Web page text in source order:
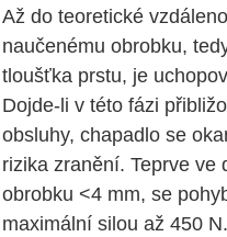
Až do teoretické
naučenému obrobku,
tloušťka prstu, je
Dojde-li v této fázi
obsluhy, chapadlo se
rizika zranění. Teprve ve
obrobku <4 mm, se
maximální silou až 450